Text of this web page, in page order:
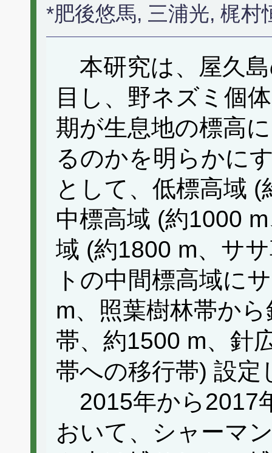
*肥後悠馬, 三浦光, 梶村
本研究は、屋久
目し、野ネズミ個
期が生息地の標高
るのかを明らかに
として、低標高域
中標高域 (約1000
域 (約1800 m、サ
トの中間標高域に
m、照葉樹林帯か
帯、約1500 m、針
帯への移行帯) 設定
2015年から2017
おいて、シャーマ